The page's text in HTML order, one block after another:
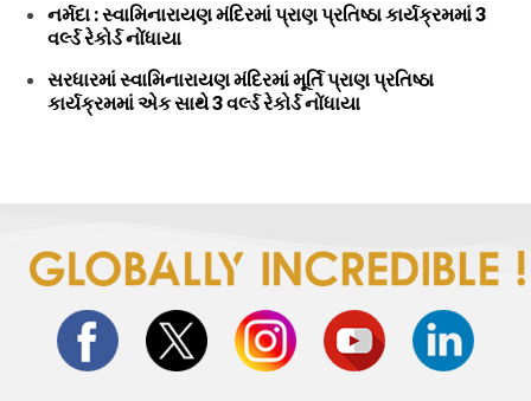
નર્મદા : સ્વામિનારાયણ મંદિરમાં પ્રાણ પ્રતિષ્ઠા કાર્યક્રમમાં 3
વર્લ્ડ રેકોર્ડ નોંધાયા
સરધારમાં સ્વામિનારાયણ મંદિરમાં મૂર્તિ પ્રાણ પ્રતિષ્ઠા
કાર્યક્રમમાં એક સાથે 3 વર્લ્ડ રેકોર્ડ નોંધાયા